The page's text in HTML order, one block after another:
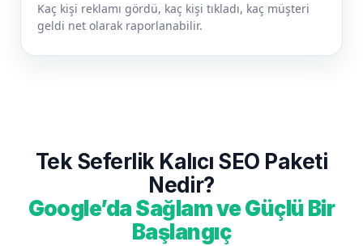
Kaç kişi reklamı gördü, kaç kişi tıkladı, kaç müşteri
geldi net olarak raporlanabilir.
Tek Seferlik Kalıcı SEO Paketi
Nedir?
Google’da Sağlam ve Güçlü Bir
Başlangıç